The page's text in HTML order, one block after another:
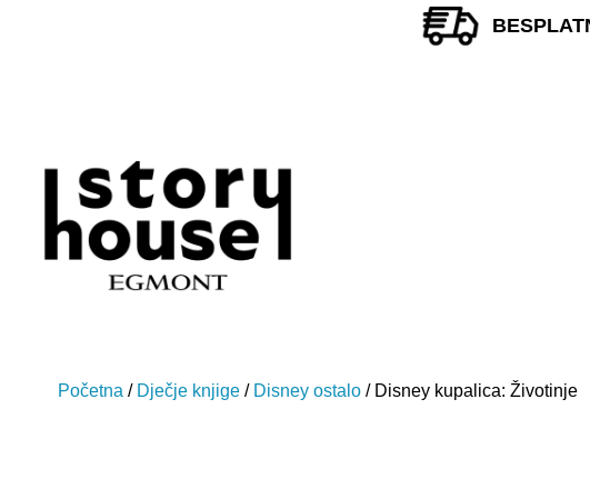
Početna / Dječje knjige / Disney ostalo / Disney kupalica: Životinje